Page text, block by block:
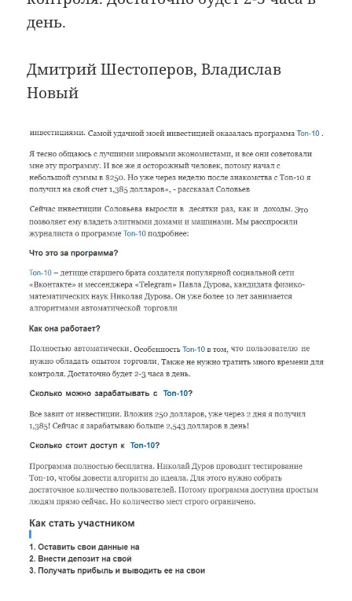
день.
Дмитрий Шестоперов, Владислав
Новый